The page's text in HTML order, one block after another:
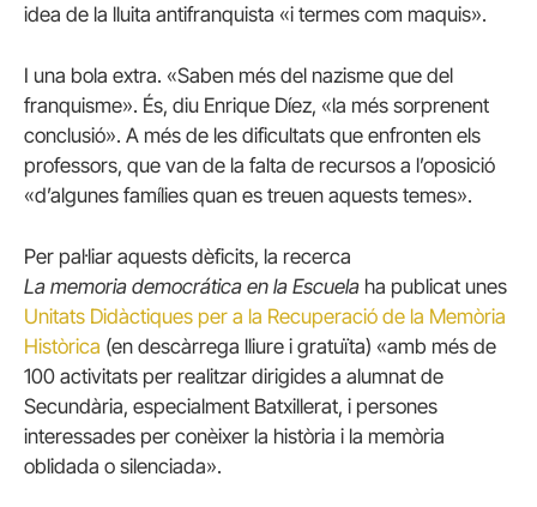
idea de la lluita antifranquista «i termes com maquis».
I una bola extra. «Saben més del nazisme que del
franquisme». És, diu Enrique Díez, «la més sorprenent
conclusió». A més de les dificultats que enfronten els
professors, que van de la falta de recursos a l’oposició
«d’algunes famílies quan es treuen aquests temes».
Per pal·liar aquests dèficits, la recerca
La memoria democrática en la Escuela ha publicat unes
Unitats Didàctiques per a la Recuperació de la Memòria
Històrica (en descàrrega lliure i gratuïta) «amb més de
100 activitats per realitzar dirigides a alumnat de
Secundària, especialment Batxillerat, i persones
interessades per conèixer la història i la memòria
oblidada o silenciada».